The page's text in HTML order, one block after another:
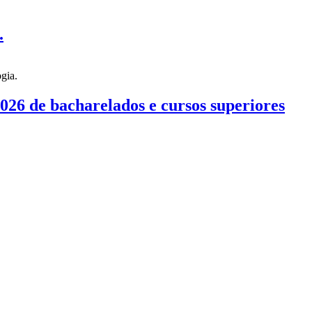
de bacharelados e cursos superiores